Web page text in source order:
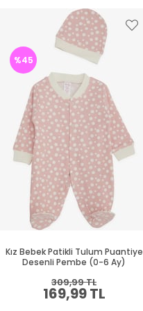
Kız Bebek Patikli Tulum Puantiye
Desenli Pembe (0-6 Ay)
169,99 TL
309,99 TL
%45